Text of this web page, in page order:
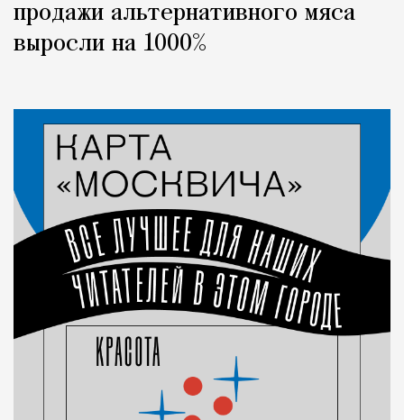
продажи альтернативного мяса
выросли на 1000%